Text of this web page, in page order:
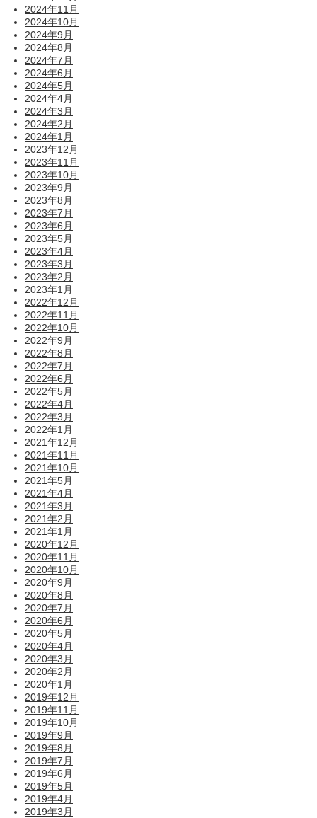
2024年11月
2024年10月
2024年9月
2024年8月
2024年7月
2024年6月
2024年5月
2024年4月
2024年3月
2024年2月
2024年1月
2023年12月
2023年11月
2023年10月
2023年9月
2023年8月
2023年7月
2023年6月
2023年5月
2023年4月
2023年3月
2023年2月
2023年1月
2022年12月
2022年11月
2022年10月
2022年9月
2022年8月
2022年7月
2022年6月
2022年5月
2022年4月
2022年3月
2022年1月
2021年12月
2021年11月
2021年10月
2021年5月
2021年4月
2021年3月
2021年2月
2021年1月
2020年12月
2020年11月
2020年10月
2020年9月
2020年8月
2020年7月
2020年6月
2020年5月
2020年4月
2020年3月
2020年2月
2020年1月
2019年12月
2019年11月
2019年10月
2019年9月
2019年8月
2019年7月
2019年6月
2019年5月
2019年4月
2019年3月